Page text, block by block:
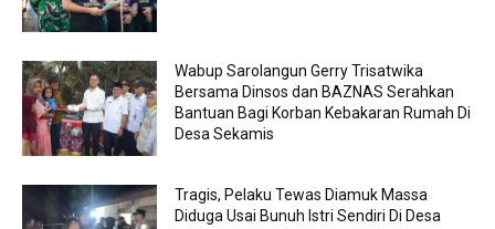
Wabup Sarolangun Gerry Trisatwika
Bersama Dinsos dan BAZNAS Serahkan
Bantuan Bagi Korban Kebakaran Rumah Di
Desa Sekamis
Tragis, Pelaku Tewas Diamuk Massa
Diduga Usai Bunuh Istri Sendiri Di Desa